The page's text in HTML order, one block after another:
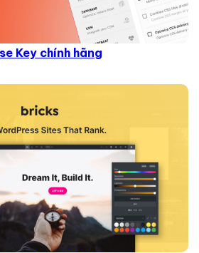
Key chính hãng